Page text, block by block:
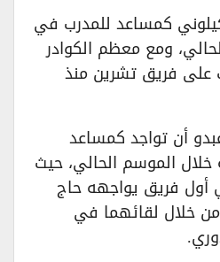
كمساعد للمدرب في
ومع معظم الكوادر
على فريق تشرين منذ
أن تواجد كمساعد
الموسم الحالي، حيث
أول فريق يواجهه حاج
خلال لقائهما في